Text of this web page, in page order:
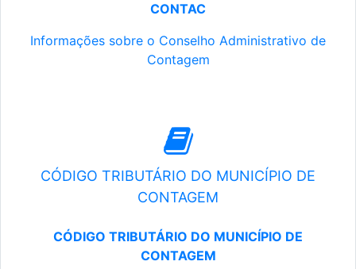
CONTAC
Informações sobre o Conselho Administrativo de
Contagem
CÓDIGO TRIBUTÁRIO DO MUNICÍPIO DE
CONTAGEM
CÓDIGO TRIBUTÁRIO DO MUNICÍPIO DE
CONTAGEM